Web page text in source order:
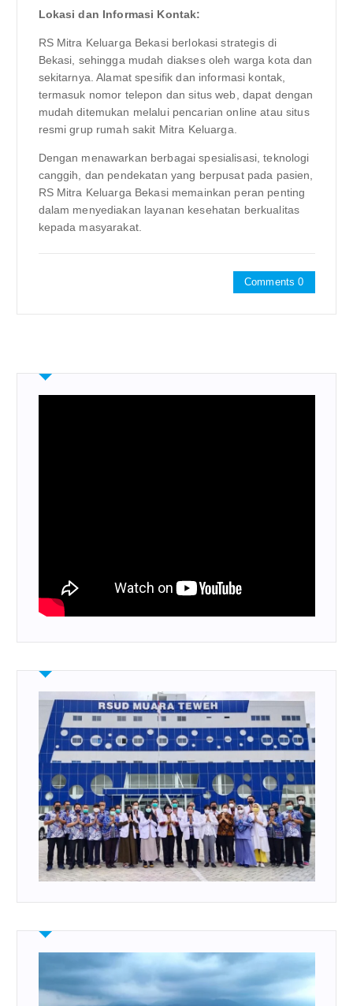
Lokasi dan Informasi Kontak:
RS Mitra Keluarga Bekasi berlokasi strategis di
Bekasi, sehingga mudah diakses oleh warga kota dan
sekitarnya. Alamat spesifik dan informasi kontak,
termasuk nomor telepon dan situs web, dapat dengan
mudah ditemukan melalui pencarian online atau situs
resmi grup rumah sakit Mitra Keluarga.
Dengan menawarkan berbagai spesialisasi, teknologi
canggih, dan pendekatan yang berpusat pada pasien,
RS Mitra Keluarga Bekasi memainkan peran penting
dalam menyediakan layanan kesehatan berkualitas
kepada masyarakat.
Comments 0